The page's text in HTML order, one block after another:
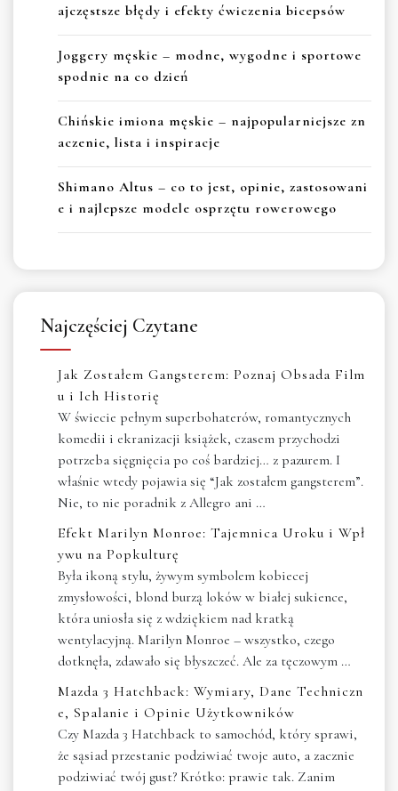
ajczęstsze błędy i efekty ćwiczenia bicepsów
Joggery męskie – modne, wygodne i sportowe
spodnie na co dzień
Chińskie imiona męskie – najpopularniejsze zn
aczenie, lista i inspiracje
Shimano Altus – co to jest, opinie, zastosowani
e i najlepsze modele osprzętu rowerowego
Najczęściej Czytane
Jak Zostałem Gangsterem: Poznaj Obsada Film
u i Ich Historię
W świecie pełnym superbohaterów, romantycznych
komedii i ekranizacji książek, czasem przychodzi
potrzeba sięgnięcia po coś bardziej… z pazurem. I
właśnie wtedy pojawia się “Jak zostałem gangsterem”.
Nie, to nie poradnik z Allegro ani …
Efekt Marilyn Monroe: Tajemnica Uroku i Wpł
ywu na Popkulturę
Była ikoną stylu, żywym symbolem kobiecej
zmysłowości, blond burzą loków w białej sukience,
która uniosła się z wdziękiem nad kratką
wentylacyjną. Marilyn Monroe – wszystko, czego
dotknęła, zdawało się błyszczeć. Ale za tęczowym …
Mazda 3 Hatchback: Wymiary, Dane Techniczn
e, Spalanie i Opinie Użytkowników
Czy Mazda 3 Hatchback to samochód, który sprawi,
że sąsiad przestanie podziwiać twoje auto, a zacznie
podziwiać twój gust? Krótko: prawie tak. Zanim